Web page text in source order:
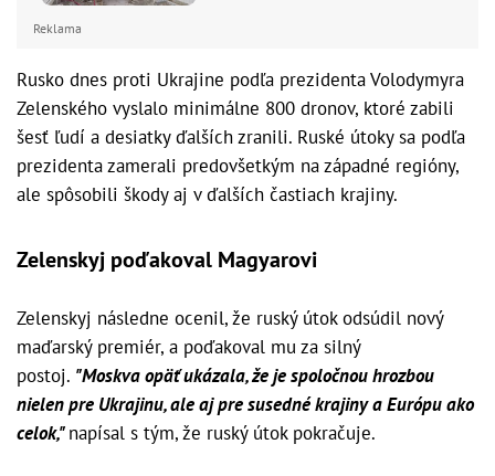
Reklama
Rusko dnes proti Ukrajine podľa prezidenta Volodymyra
Zelenského vyslalo minimálne 800 dronov, ktoré zabili
šesť ľudí a desiatky ďalších zranili. Ruské útoky sa podľa
prezidenta zamerali predovšetkým na západné regióny,
ale spôsobili škody aj v ďalších častiach krajiny.
Zelenskyj poďakoval Magyarovi
Zelenskyj následne ocenil, že ruský útok odsúdil nový
maďarský premiér, a poďakoval mu za silný
postoj. "Moskva opäť ukázala, že je spoločnou hrozbou
nielen pre Ukrajinu, ale aj pre susedné krajiny a Európu ako
celok,"napísal s tým, že ruský útok pokračuje.